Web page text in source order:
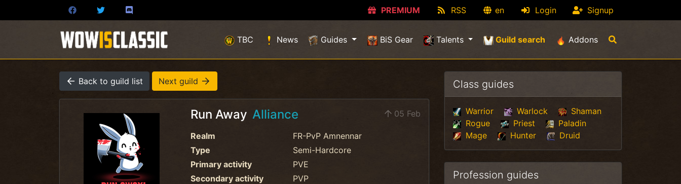
PREMIUM RSS en Login Signup
TBC News Guides BiS Gear Talents Guild search (current)Addons
Back to guild list Next guild
Run Away Alliance 05 Feb
Realm
FR-PvP Amnennar
Type
Semi-Hardcore
Primary activity
PVE
Secondary activity
PVP
Class guides
Warrior Warlock
Shaman
Rogue
Priest
Paladin
Mage
Hunter Druid
Profession guides